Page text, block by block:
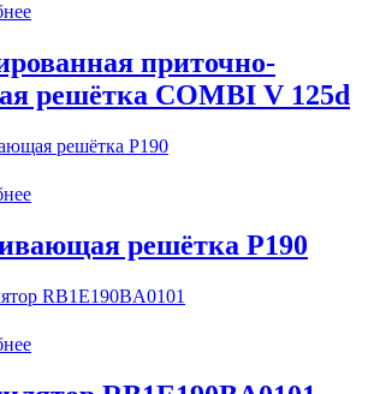
приточно-
решётка COMBI V 125d
решётка P190